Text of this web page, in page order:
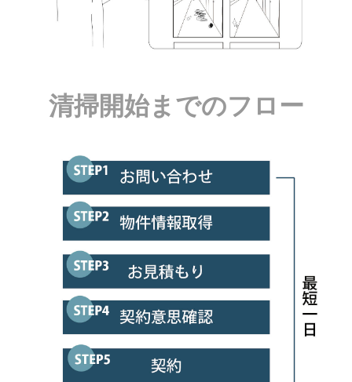
清掃開始までのフロー